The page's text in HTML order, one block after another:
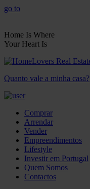
go to
Home Is Where
Your Heart Is
Quanto vale a minha casa?
Comprar
Arrendar
Vender
Empreendimentos
Lifestyle
Investir em Portugal
Quem Somos
Contactos